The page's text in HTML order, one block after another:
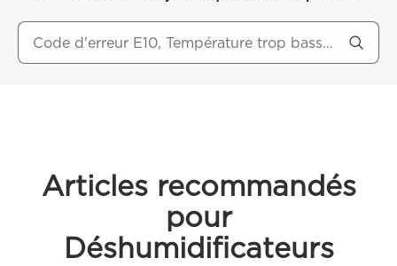
Articles recommandés
pour
Déshumidificateurs